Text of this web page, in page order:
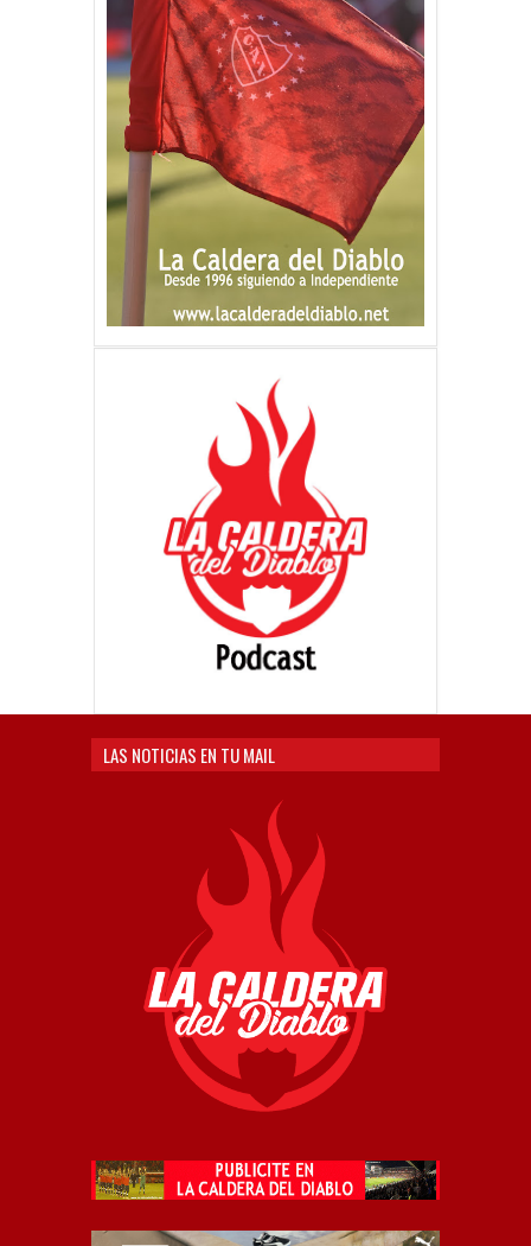
LAS NOTICIAS EN TU MAIL